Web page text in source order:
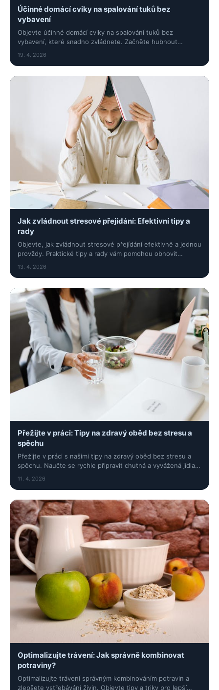
Účinné domácí cviky na spalování tuků bez
vybavení
Objevte účinné domácí cviky na spalování tuků bez
vybavení, které snadno zvládnete. Začněte hubnout
19. 4. 2026
Jak zvládnout stresové přejídání: Efektivní tipy a
rady
Objevte, jak zvládnout stresové přejídání efektivně a jednou
provždy. Praktické tipy a rady vám pomohou obnovit
13. 4. 2026
Přežijte v práci: Tipy na zdravý oběd bez stresu a
spěchu
Přežijte v práci s našimi tipy na zdravý oběd bez stresu a
spěchu. Naučte se rychle připravit chutná a vyvážená jídla
11. 4. 2026
Optimalizujte trávení: Jak správně kombinovat
potraviny?
Optimalizujte trávení správným kombinováním potravin a
zlepšete vstřebávání živin. Objevte tipy a triky pro lepší